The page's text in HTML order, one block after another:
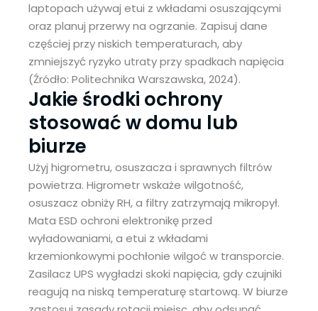
laptopach używaj etui z wkładami osuszającymi
oraz planuj przerwy na ogrzanie. Zapisuj dane
częściej przy niskich temperaturach, aby
zmniejszyć ryzyko utraty przy spadkach napięcia
(Źródło: Politechnika Warszawska, 2024).
Jakie środki ochrony
stosować w domu lub
biurze
Użyj higrometru, osuszacza i sprawnych filtrów
powietrza. Higrometr wskaże wilgotność,
osuszacz obniży RH, a filtry zatrzymają mikropył.
Mata ESD ochroni elektronikę przed
wyładowaniami, a etui z wkładami
krzemionkowymi pochłonie wilgoć w transporcie.
Zasilacz UPS wygładzi skoki napięcia, gdy czujniki
reagują na niską temperaturę startową. W biurze